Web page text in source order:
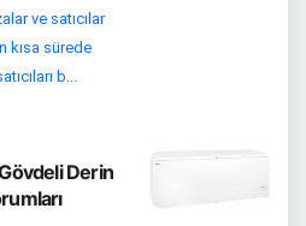
ve satıcılar
kısa sürede
b...
Derin